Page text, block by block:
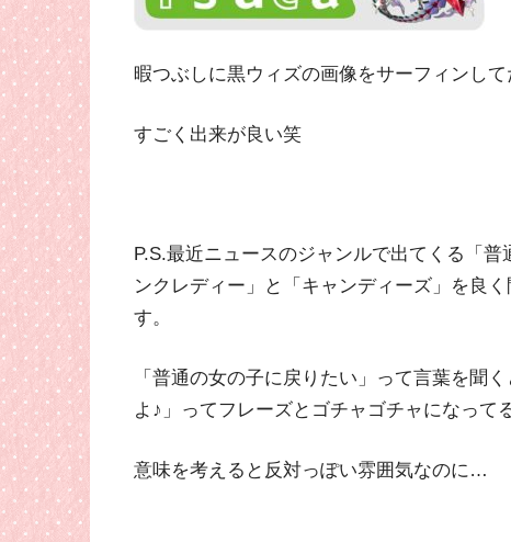
暇つぶしに黒ウィズの画像をサーフィンして
すごく出来が良い笑
P.S.最近ニュースのジャンルで出てくる「
ンクレディー」と「キャンディーズ」を良
す。
「普通の女の子に戻りたい」って言葉を聞
よ♪」ってフレーズとゴチャゴチャになって
意味を考えると反対っぽい雰囲気なのに…